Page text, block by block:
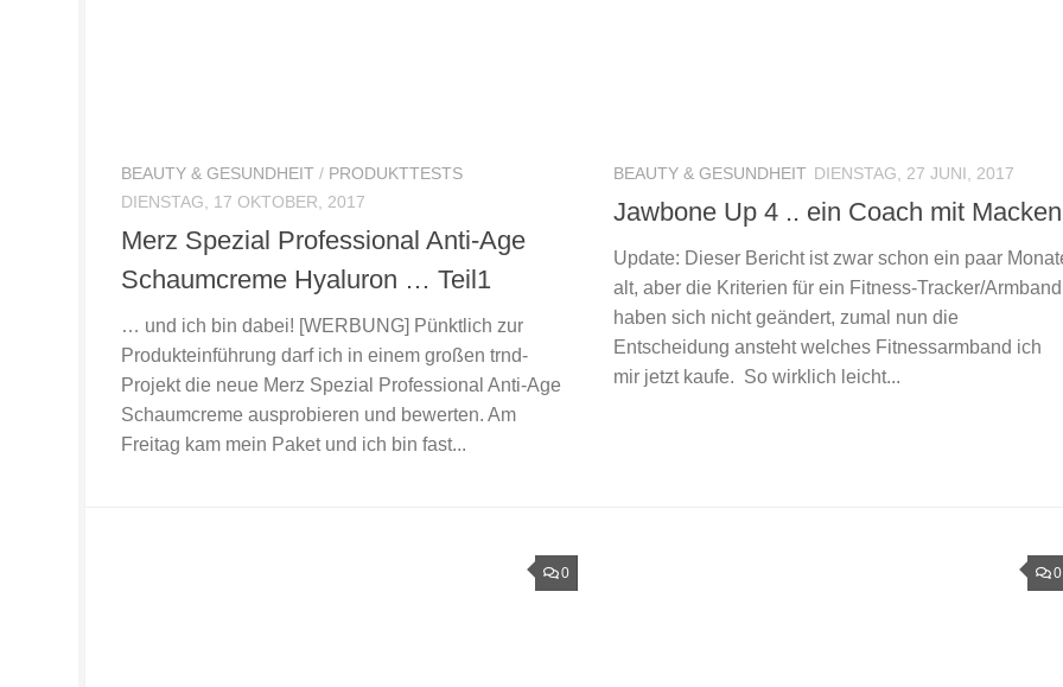
BEAUTY & GESUNDHEIT / PRODUKTTESTS
DIENSTAG, 17 OKTOBER, 2017
Merz Spezial Professional Anti-Age
Schaumcreme Hyaluron … Teil1
… und ich bin dabei! [WERBUNG] Pünktlich zur
Produkteinführung darf ich in einem großen trnd-
Projekt die neue Merz Spezial Professional Anti-Age
Schaumcreme ausprobieren und bewerten. Am
Freitag kam mein Paket und ich bin fast...
BEAUTY & GESUNDHEIT DIENSTAG, 27 JUNI, 2017
Jawbone Up 4 .. ein Coach mit Macken
Update: Dieser Bericht ist zwar schon ein paar
alt, aber die Kriterien für ein Fitness-Tracker/Armband
haben sich nicht geändert, zumal nun die
Entscheidung ansteht welches Fitnessarmband ich
mir jetzt kaufe. So wirklich leicht...
0 0